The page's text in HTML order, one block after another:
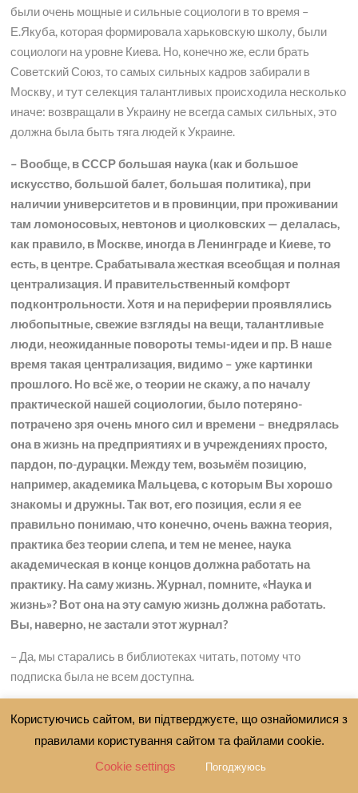
были очень мощные и сильные социологи в то время –
Е.Якуба, которая формировала харьковскую школу, были
социологи на уровне Киева. Но, конечно же, если брать
Советский Союз, то самых сильных кадров забирали в
Москву, и тут селекция талантливых происходила несколько
иначе: возвращали в Украину не всегда самых сильных, это
должна была быть тяга людей к Украине.
– Вообще, в СССР большая наука (как и большое
искусство, большой балет, большая политика), при
наличии университетов и в провинции, при проживании
там ломоносовых, невтонов и циолковских — делалась,
как правило, в Москве, иногда в Ленинграде и Киеве, то
есть, в центре. Срабатывала жесткая всеобщая и полная
централизация. И правительственный комфорт
подконтрольности. Хотя и на периферии проявлялись
любопытные, свежие взгляды на вещи, талантливые
люди, неожиданные повороты темы-идеи и пр. В наше
время такая централизация, видимо – уже картинки
прошлого. Но всё же, о теории не скажу, а по началу
практической нашей социологии, было потеряно-
потрачено зря очень много сил и времени – внедрялась
она в жизнь на предприятиях и в учреждениях просто,
пардон, по-дурацки. Между тем, возьмём позицию,
например, академика Мальцева, с которым Вы хорошо
знакомы и дружны. Так вот, его позиция, если я ее
правильно понимаю, что конечно, очень важна теория,
практика без теории слепа, и тем не менее, наука
академическая в конце концов должна работать на
практику. На саму жизнь. Журнал, помните, «Наука и
жизнь»? Вот она на эту самую жизнь должна работать.
Вы, наверно, не застали этот журнал?
– Да, мы старались в библиотеках читать, потому что
подписка была не всем доступна.
Повсеместно стали, как грибы после дождя, стали
появляться на ровном месте университеты и академии.
Такие вывески появлялись на фасадах вчерашних
Користуючись сайтом, ви підтверджуєте, що ознайомилися з
правилами користування сайтом та файлами cookie.
Cookie settings
Погоджуюсь